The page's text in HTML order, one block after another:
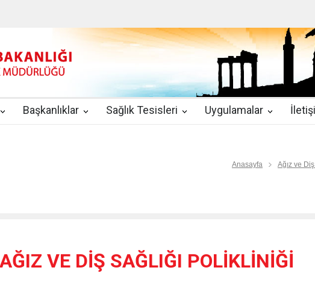
2019 YILI TEMMUZ AYI DİYALİZ MERKEZLERİ CİHAZ
Yönetmelik Teletıp ve Teleradyoloji Birimi Genelgesi
Uygulamaları Uzman Hekimlerin Pratisyen Hekim Kadrosunda
Başkanlıklar Sağlık Tesisleri Uygulamalar
Anasayfa Ağız ve
VE DİŞ SAĞLIĞI POLİKLİNİĞİ